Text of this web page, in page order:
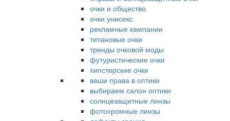
очки и общество
очки унисекс
рекламные кампании
титановые очки
тренды очковой моды
футуристические очки
хипстерские очки
ваши права в оптике
выбираем салон оптики
солнцезащитные линзы
фотохромные линзы